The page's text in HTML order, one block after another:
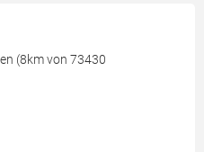
(8km von 73430